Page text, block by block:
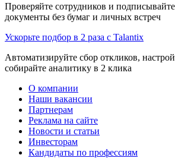
Проверяйте сотрудников и
документы без бумаг и личных встреч
Ускорьте подбор в 2 раза с Talantix
Автоматизируйте сбор откликов,
собирайте аналитику в 2 клика
О компании
Наши вакансии
Партнерам
Реклама на сайте
Новости и статьи
Инвесторам
Кандидаты по профессиям